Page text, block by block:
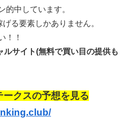
的中しています。
る要素しかありません。
！！
ルサイト(無料で買い目の提供も
ークスの予想を見る